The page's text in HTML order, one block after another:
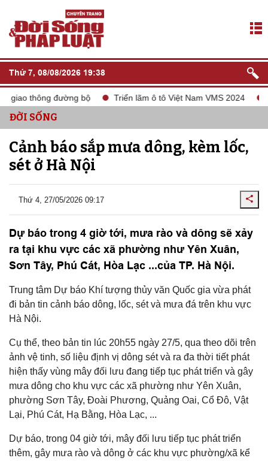
Thứ 7, 08/08/2026 19:38
thông đường bộ Triển lãm ô tô Việt Nam VMS 2024
ĐỜI SỐNG
Cảnh báo sắp mưa dông, kèm lốc,
sét ở Hà Nội
Thứ 4, 27/05/2026 09:17
Dự báo trong 4 giờ tới, mưa rào và dông sẽ xảy
ra tại khu vực các xã phường như Yên Xuân,
Sơn Tây, Phú Cát, Hòa Lạc ...của TP. Hà Nội.
Trung tâm Dự báo Khí tượng thủy văn Quốc gia vừa phát
đi bản tin cảnh báo dông, lốc, sét và mưa đá trên khu vực
Hà Nội.
Cụ thể, theo bản tin lúc 20h55 ngày 27/5, qua theo dõi trên
ảnh vệ tinh, số liệu định vị dông sét và ra đa thời tiết phát
hiện thấy vùng mây đối lưu đang tiếp tục phát triển và gây
mưa dông cho khu vực các xã phường như Yên Xuân,
phường Sơn Tây, Đoài Phương, Quảng Oai, Cổ Đô, Vật
Lại, Phú Cát, Hạ Bằng, Hòa Lạc, ...
Dự báo, trong 04 giờ tới, mây đối lưu tiếp tục phát triển
thêm, gây mưa rào và dông ở các khu vực phường/xã kể